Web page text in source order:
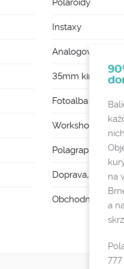
Polaroidy
Instaxy
Analogové foťáky
35mm kinofilmy
Fotoalba a rámy
Workshopy
Polagraph Mates
Doprava,
Obchodní
na
a